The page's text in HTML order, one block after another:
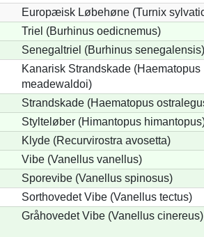
Europæisk Løbehøne (Turnix
Triel (Burhinus oedicnemus)
Senegaltriel (Burhinus senegalensis)
Kanarisk Strandskade (Haematopus
meadewaldoi)
Strandskade (Haematopus
Stylteløber (Himantopus
Klyde (Recurvirostra avosetta)
Vibe (Vanellus vanellus)
Sporevibe (Vanellus spinosus)
Sorthovedet Vibe (Vanellus tectus)
Gråhovedet Vibe (Vanellus cinereus)